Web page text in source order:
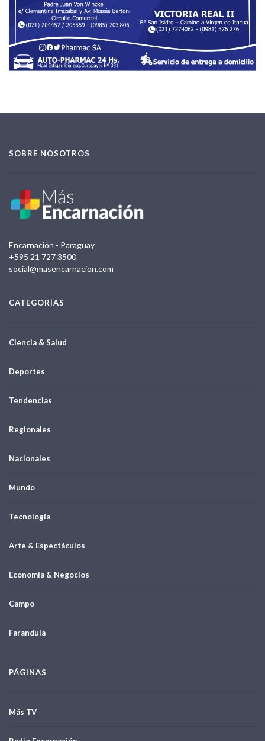
SOBRE NOSOTROS
Encarnación - Paraguay
+595 21 727 3500
social@masencarnacion.com
CATEGORÍAS
Ciencia & Salud
Deportes
Tendencias
Regionales
Nacionales
Mundo
Tecnología
Arte & Espectáculos
Economía & Negocios
Campo
Farandula
PÁGINAS
Más TV